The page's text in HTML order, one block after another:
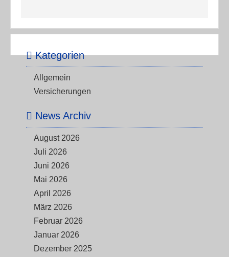
Kategorien
Allgemein
Versicherungen
News Archiv
August 2026
Juli 2026
Juni 2026
Mai 2026
April 2026
März 2026
Februar 2026
Januar 2026
Dezember 2025